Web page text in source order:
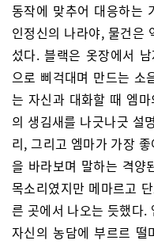
동작에 맞추어 대응하는
인정신의 나라야, 물건은
섰다. 블랙은 옷장에서
으로 삐걱대며 만드는 소
는 자신과 대화할 때 엠
의 생김새를 나긋나긋 설
리, 그리고 엠마가 가장
을 바라보며 말하는 격양
목소리였지만 메마르고
른 곳에서 나오는 듯했다.
자신의 농담에 부르르 떨